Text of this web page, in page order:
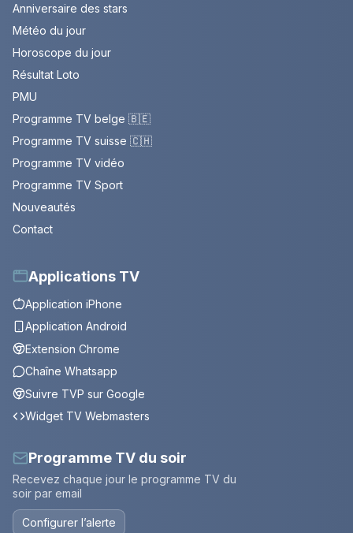
Anniversaire des stars
Météo du jour
Horoscope du jour
Résultat Loto
PMU
Programme TV belge 🇧🇪
Programme TV suisse 🇨🇭
Programme TV vidéo
Programme TV Sport
Nouveautés
Contact
Applications TV
Application iPhone
Application Android
Extension Chrome
Chaîne Whatsapp
Suivre TVP sur Google
Widget TV Webmasters
Programme TV du soir
Recevez chaque jour le programme TV du
soir par email
Configurer l’alerte